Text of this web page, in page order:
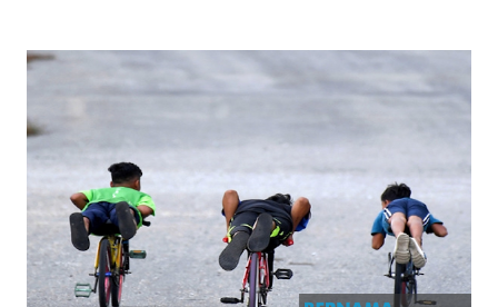
wajahnya ditularkan di media sosial. Beliau memaklumkan
bahawa satu laporan telah dibuat dan kes berkenaan kini
dalam tindakan Pegawai Penyiasat Polis (IO). Menerusi satu
hantaran di Facebook, Awie MBR turut mendakwa individu
terbabit telah ditahan pihak berkuasa. Bagaimanapun,
setakat ini tiada kenyataan rasmi daripada polis berhubung
penahanan tersebut. Terdahulu, kawasan Kampung Sri
Langkas yang berada di bawah pentadbiran Majlis Bandaraya